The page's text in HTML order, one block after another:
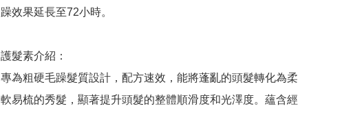
躁效果延長至72小時。
護髮素介紹：
專為粗硬毛躁髮質設計，配方速效，能將蓬亂的頭髮轉化為柔
軟易梳的秀髮，顯著提升頭髮的整體順滑度和光澤度。蘊含經